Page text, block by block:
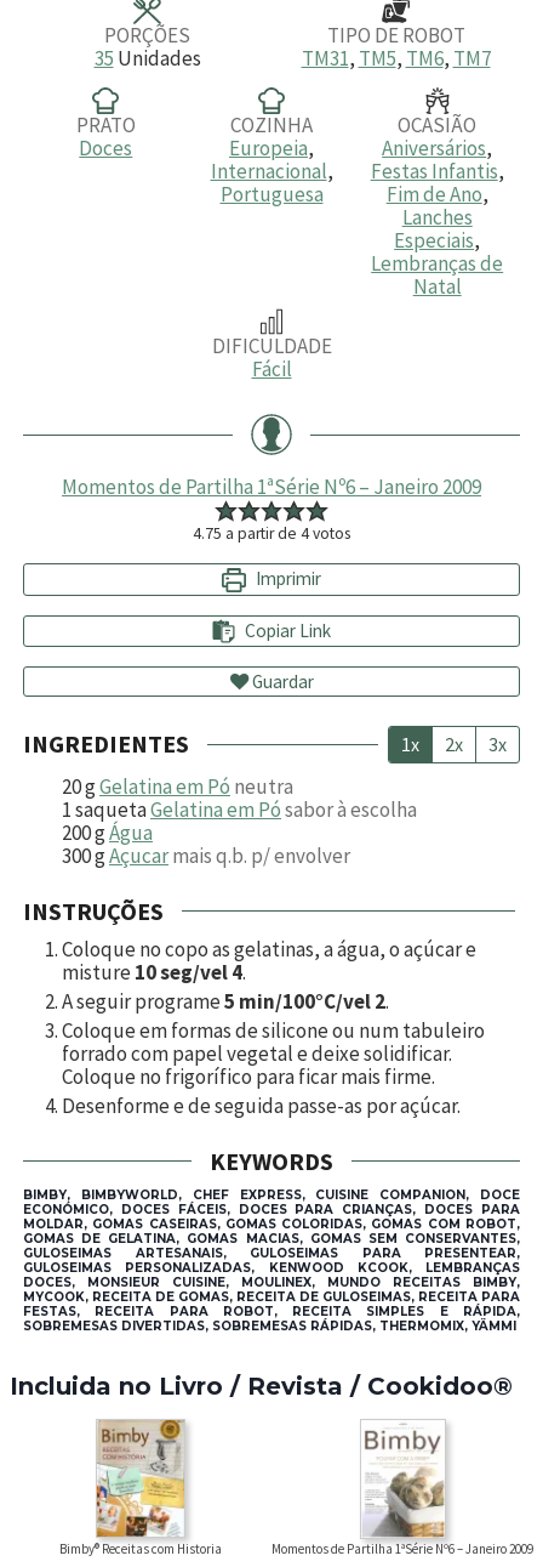
PORÇÕES
35 Unidades
TIPO DE ROBOT
TM31, TM5, TM6, TM7
PRATO
Doces
COZINHA
Europeia,
Internacional,
Portuguesa
OCASIÃO
Aniversários,
Festas Infantis,
Fim de Ano,
Lanches
Especiais,
Lembranças de
Natal
DIFICULDADE
Fácil
Momentos de Partilha 1ªSérie Nº6 – Janeiro 2009
4.75 a partir de 4votos
Imprimir
Copiar Link
Guardar
INGREDIENTES 1x 2x 3x
20gGelatina em Pó neutra
1saquetaGelatina em Pósabor à escolha
200gÁgua
300gAçucarmais q.b. p/ envolver
INSTRUÇÕES
Coloque no copo as gelatinas, a água, o açúcar e
misture10 seg/vel 4.
A seguir programe5 min/100°C/vel 2.
Coloque em formas de silicone ou num tabuleiro
forrado com papel vegetal e deixe solidificar.
Coloque no frigorífico para ficar mais firme.
Desenforme e de seguida passe-as por açúcar.
KEYWORDS
BIMBY, BIMBYWORLD, CHEF EXPRESS, CUISINE COMPANION, DOCE
ECONÓMICO, DOCES FÁCEIS, DOCES PARA CRIANÇAS, DOCES PARA
MOLDAR, GOMAS CASEIRAS, GOMAS COLORIDAS, GOMAS COM ROBOT,
GOMAS DE GELATINA, GOMAS MACIAS, GOMAS SEM CONSERVANTES,
GULOSEIMAS ARTESANAIS, GULOSEIMAS PARA PRESENTEAR,
GULOSEIMAS PERSONALIZADAS, KENWOOD KCOOK, LEMBRANÇAS
DOCES, MONSIEUR CUISINE, MOULINEX, MUNDO RECEITAS BIMBY,
MYCOOK, RECEITA DE GOMAS, RECEITA DE GULOSEIMAS, RECEITA PARA
FESTAS, RECEITA PARA ROBOT, RECEITA SIMPLES E RÁPIDA,
SOBREMESAS DIVERTIDAS, SOBREMESAS RÁPIDAS, THERMOMIX, YÄMMI
Incluida no Livro / Revista / Cookidoo®
Bimby® Receitas com Historia Momentos de Partilha 1ªSérie Nº6 – Janeiro 2009